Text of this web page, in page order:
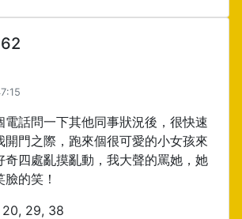
電話問一下其他同事狀況後，很快速
開門之際，跑來個很可愛的小女孩來
奇四處亂摸亂動，我大聲的罵她，她
的笑！
20, 29, 38